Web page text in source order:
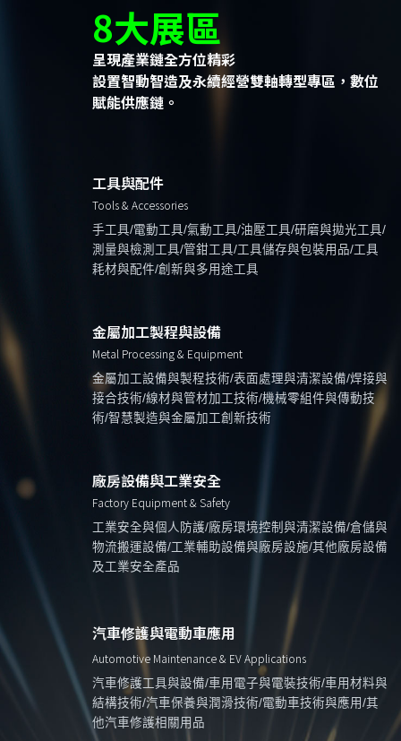
8大展區
呈現產業鏈全方位精彩
設置智動智造及永續經營雙軸轉型專區，數位
賦能供應鏈。
工具與配件
Tools & Accessories
手工具/電動工具/氣動工具/油壓工具/研磨與拋光工具/
測量與檢測工具/管鉗工具/工具儲存與包裝用品/工具
耗材與配件/創新與多用途工具
金屬加工製程與設備
Metal Processing & Equipment
金屬加工設備與製程技術/表面處理與清潔設備/焊接與
接合技術/線材與管材加工技術/機械零組件與傳動技
術/智慧製造與金屬加工創新技術
廠房設備與工業安全
Factory Equipment & Safety
工業安全與個人防護/廠房環境控制與清潔設備/倉儲與
物流搬運設備/工業輔助設備與廠房設施/其他廠房設備
及工業安全產品
汽車修護與電動車應用
Automotive Maintenance & EV Applications
汽車修護工具與設備/車用電子與電裝技術/車用材料與
結構技術/汽車保養與潤滑技術/電動車技術與應用/其
他汽車修護相關用品